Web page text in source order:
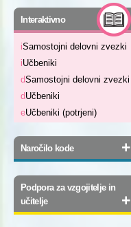
Interaktivno -
iSamostojni delovni zvezki
iUčbeniki
dSamostojni delovni zvezki
dUčbeniki
eUčbeniki (potrjeni)
Naročilo kode +
Podpora za vzgojitelje in
učitelje
+